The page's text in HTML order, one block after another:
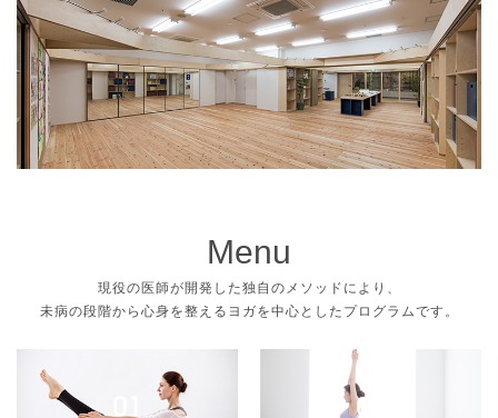
Menu
現役の医師が開発した独自のメソッドにより、
未病の段階から心身を整えるヨガを中心としたプログラムです。